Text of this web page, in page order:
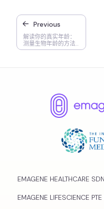
Previous
解读你的真实年龄：
测量生物年龄的方法
和算法
EMAGENE HEALTHCARE
EMAGENE LIFESCIENCE PTE